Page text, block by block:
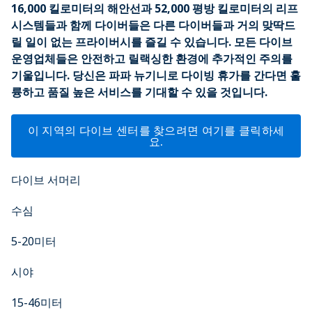
16,000 킬로미터의 해안선과 52,000 평방 킬로미터의 리프
시스템들과 함께 다이버들은 다른 다이버들과 거의 맞딱드
릴 일이 없는 프라이버시를 즐길 수 있습니다. 모든 다이브
운영업체들은 안전하고 릴랙싱한 환경에 추가적인 주의를
기울입니다. 당신은 파파 뉴기니로 다이빙 휴가를 간다면 훌
륭하고 품질 높은 서비스를 기대할 수 있을 것입니다.
이 지역의 다이브 센터를 찾으려면 여기를 클릭하세
요.
다이브 서머리
수심
5-20미터
시야
15-46미터